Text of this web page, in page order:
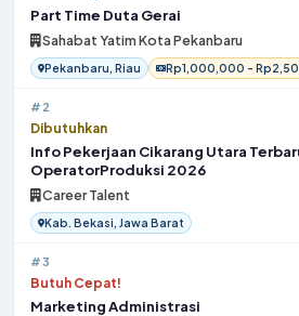
Part Time Duta Gerai
Sahabat Yatim Kota Pekanbaru
Pekanbaru, Riau Rp1,000,000 -
#2
Dibutuhkan
Info Pekerjaan Cikarang Utara
OperatorProduksi 2026
Career Talent
Kab. Bekasi, Jawa Barat
#3
Butuh Cepat!
Marketing Administrasi